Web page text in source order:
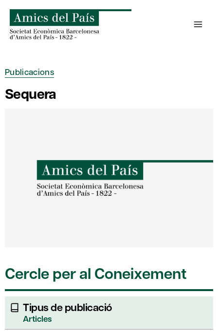
content
Publicacions
Sequera
Cercle per al Coneixement
Tipus de publicació
Articles